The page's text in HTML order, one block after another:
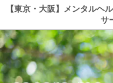
【東京・大阪】メンタルヘ
サ